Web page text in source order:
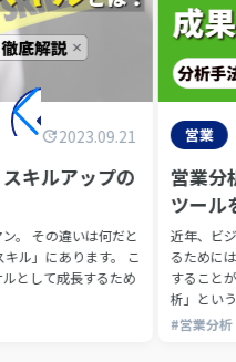
2023.09.21
キルアップの
。 その違いは何だと
ル」にあります。 こ
として成長するため
営業
営業分
ツール
近年、ビ
るために
すること
析」とい
#営業分析